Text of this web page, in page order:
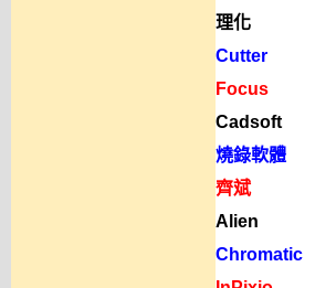
理化
Cutter
Focus
Cadsoft
燒錄軟體
齊斌
Alien
Chromatic